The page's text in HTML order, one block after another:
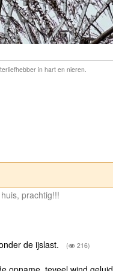
in hart en nieren.
prachtig!!!
de ijslast. ( 216)